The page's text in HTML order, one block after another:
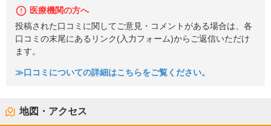
医療機関の方へ
投稿された口コミに関してご意見・コメントがある場合は、各
口コミの末尾にあるリンク(入力フォーム)からご返信いただけ
ます。
≫口コミについての詳細はこちらをご覧ください。
地図・アクセス